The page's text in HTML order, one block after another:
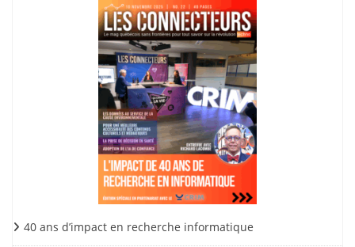
40 ans d’impact en recherche informatique